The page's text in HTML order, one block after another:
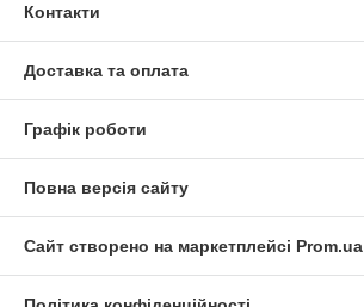
Контакти
Доставка та оплата
Графік роботи
Повна версія сайту
Сайт створено на маркетплейсі Prom.ua